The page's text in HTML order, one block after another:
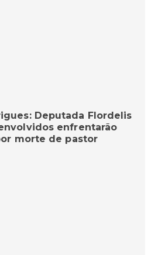
Deputada Flordelis
enfrentarão
morte de pastor